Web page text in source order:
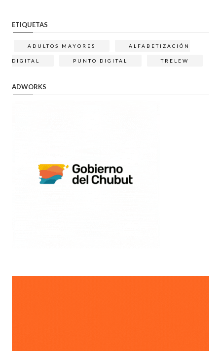
ETIQUETAS
ADULTOS MAYORES ALFABETIZACIÓN
DIGITAL PUNTO DIGITAL TRELEW
ADWORKS